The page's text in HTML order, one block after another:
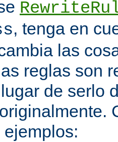
, tenga en
las
reglas son
de serlo